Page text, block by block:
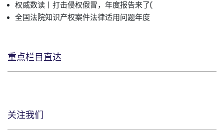
权威数读丨打击侵权假冒，年度报告来了(
全国法院知识产权案件法律适用问题年度
重点栏目直达
关注我们